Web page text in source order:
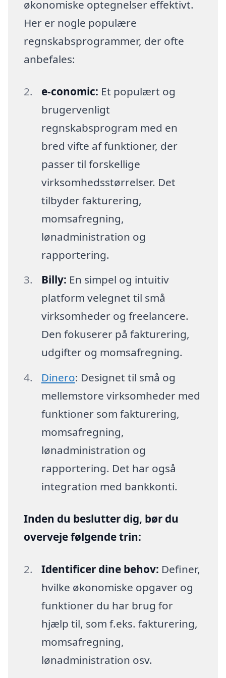
økonomiske optegnelser effektivt.
Her er nogle populære
regnskabsprogrammer, der ofte
anbefales:
e-conomic: Et populært og
brugervenligt
regnskabsprogram med en
bred vifte af funktioner, der
passer til forskellige
virksomhedsstørrelser. Det
tilbyder fakturering,
momsafregning,
lønadministration og
rapportering.
Billy: En simpel og intuitiv
platform velegnet til små
virksomheder og freelancere.
Den fokuserer på fakturering,
udgifter og momsafregning.
Dinero: Designet til små og
mellemstore virksomheder med
funktioner som fakturering,
momsafregning,
lønadministration og
rapportering. Det har også
integration med bankkonti.
Inden du beslutter dig, bør du
overveje følgende trin:
Identificer dine behov: Definer,
hvilke økonomiske opgaver og
funktioner du har brug for
hjælp til, som f.eks. fakturering,
momsafregning,
lønadministration osv.